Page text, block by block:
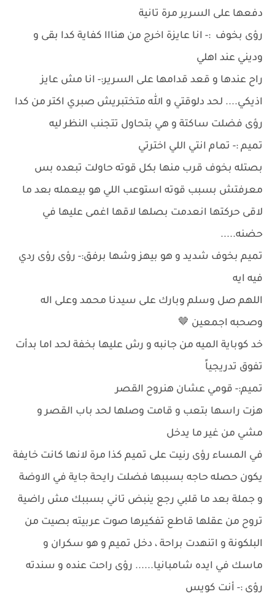
دفعها على السرير مرة تانية
رؤى بخوف :- انا عايزة اخرج من هنااا كفاية كدا بقى و
وديني عند اهلي
راح عندها و قعد قدامها على السرير:- انا مش عايز
اذيكي.... لحد دلوقتي و الله متختبريش صبري اكتر من كدا
رؤى فضلت ساكتة و هي بتحاول تتجنب النظر ليه
تميم :- تمام انتي اللي اخترتي
بصتله بخوف قرب منها بكل قوته حاولت تبعده بس
معرفتش بسبب قوته استوعب اللي هو بيعمله بعد ما
لاقى حركتها انعدمت بصلها لاقها اغمى عليها في
حضنه.....
تميم بخوف شديد و هو بيهز وشها برفق:- رؤى رؤى ردي
فيه ايه
اللهم صل وسلم وبارك على سيدنا محمد وعلى اله
وصحبه اجمعين 🤎
خد كوباية الميه من جانبه و رش عليها بخفة لحد اما بدأت
تفوق تدريجياً
تميم:- قومي عشان هنروح القصر
هزت راسها بتعب و قامت وصلها لحد باب القصر و
مشي من غير ما يدخل
في المساء رؤى رنيت على تميم كذا مرة لانها كانت خايفة
يكون حصله حاجه بسببها فضلت رايحة جاية في الاوضة
و جملة بعد ما قلبي رجع ينبض تاني بسببك مش راضية
تروح من عقلها قاطع تفكيرها صوت عربيته بصيت من
البلكونة و اتنهدت براحة ، دخل تميم و هو سكران و
ماسك في ايده شامبانيا...... رؤى راحت عنده و سندته
رؤى :- أنت كويس